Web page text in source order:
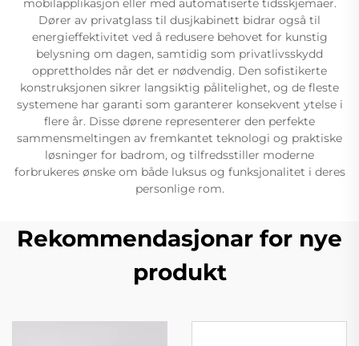
mobilapplikasjon eller med automatiserte tidsskjemaer.
Dører av privatglass til dusjkabinett bidrar også til
energieffektivitet ved å redusere behovet for kunstig
belysning om dagen, samtidig som privatlivsskydd
opprettholdes når det er nødvendig. Den sofistikerte
konstruksjonen sikrer langsiktig pålitelighet, og de fleste
systemene har garanti som garanterer konsekvent ytelse i
flere år. Disse dørene representerer den perfekte
sammensmeltingen av fremkantet teknologi og praktiske
løsninger for badrom, og tilfredsstiller moderne
forbrukeres ønske om både luksus og funksjonalitet i deres
personlige rom.
Rekommendasjonar for nye
produkt